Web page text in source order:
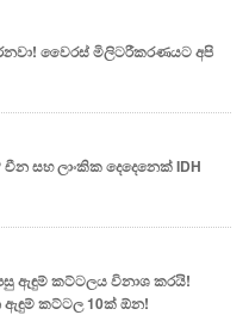
වෛරස් මිලිටරීකරණයට අපි
සහ ලාංකික දෙදෙනෙක් IDH
ඇඳුම් කට්ටලය විනාශ කරයි!
ඇඳුම් කට්ටල 10ක් ඕන!